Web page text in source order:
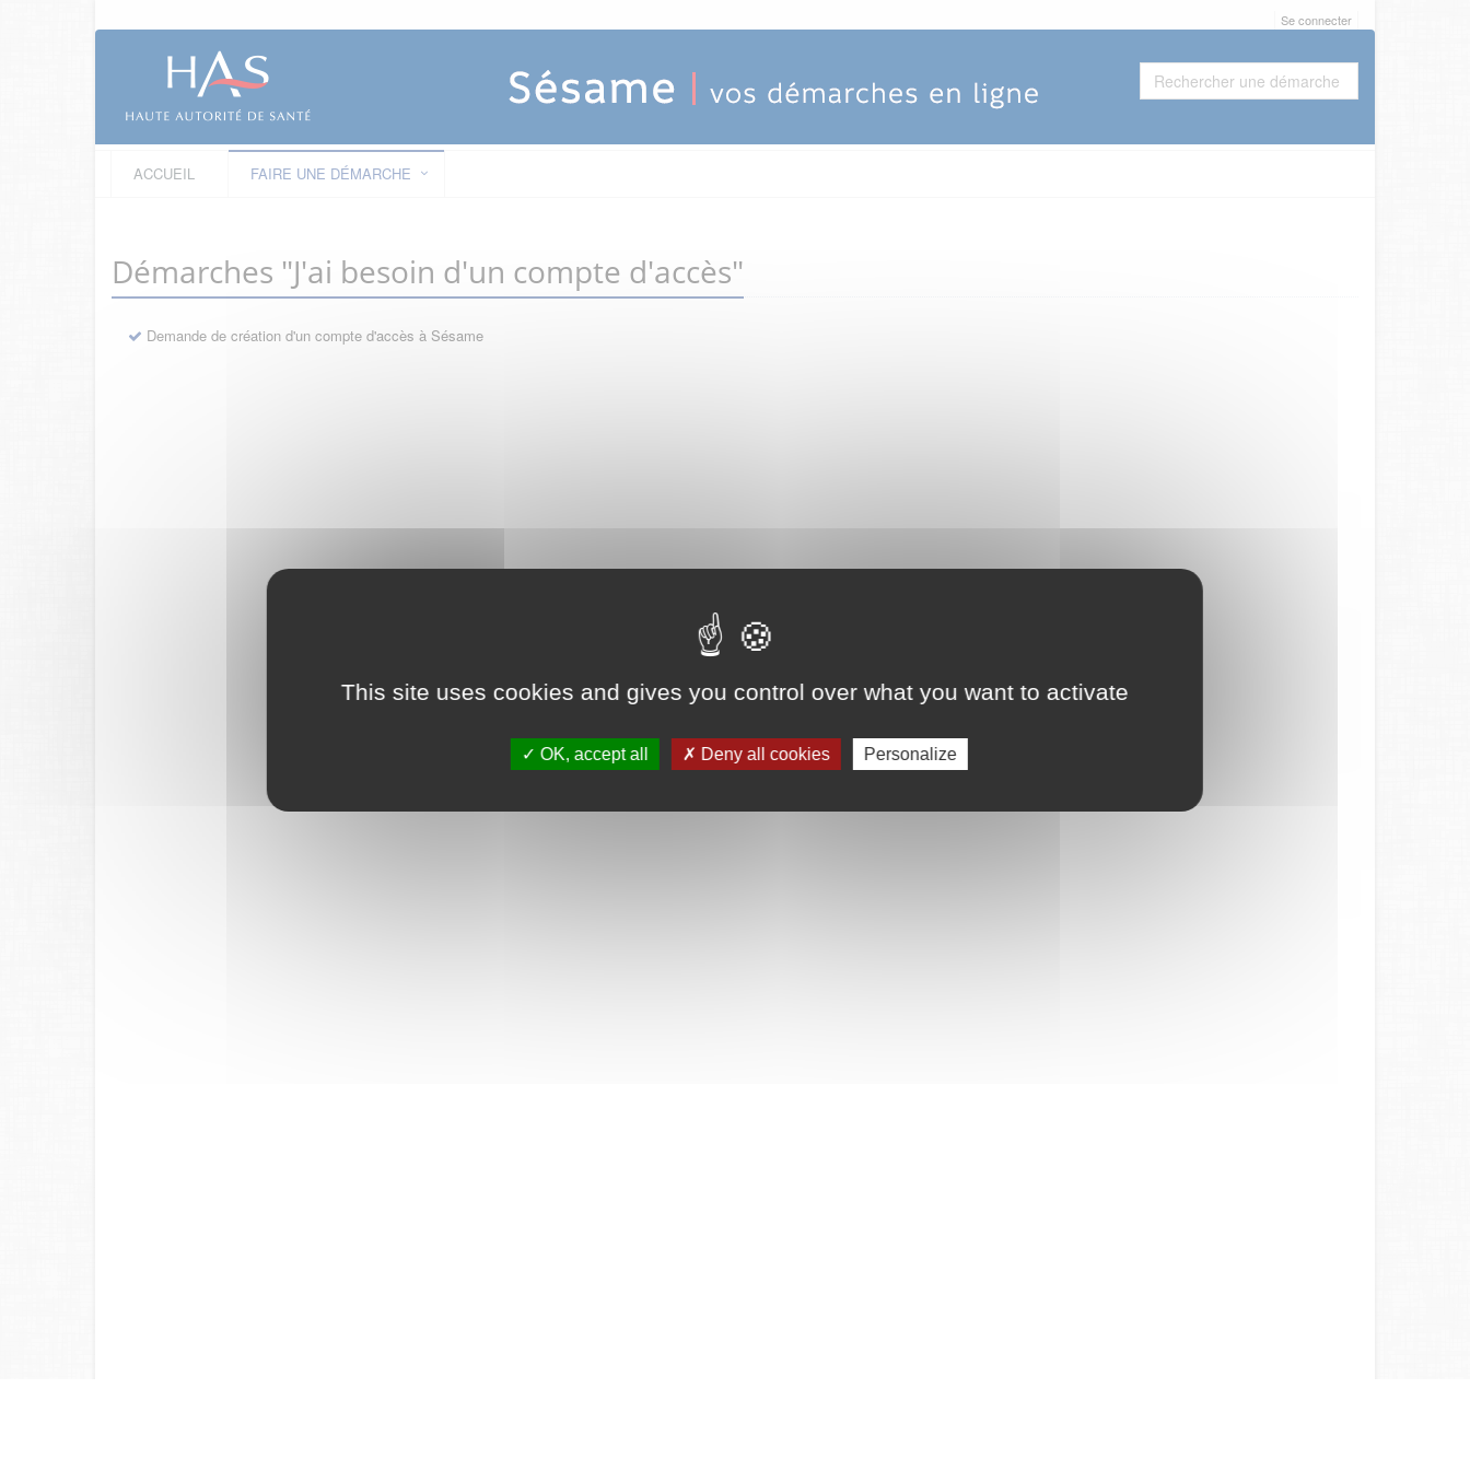
This site uses cookies and gives you control over what you want to activate
OK, accept all Deny all cookies Personalize
Se connecter
ACCUEIL FAIRE UNE DÉMARCHE
Démarches "J'ai besoin d'un compte d'accès"
Demande de création d'un compte d'accès à Sésame